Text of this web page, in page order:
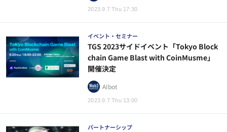
2023.9.7 Thu 17:30
イベント・セミナー
2023.9.7 Thu 13:00
TGS 2023サイドイベント「Tokyo Block
chain Game Blast with CoinMusme」
開催決定
AIbot
パートナーシップ